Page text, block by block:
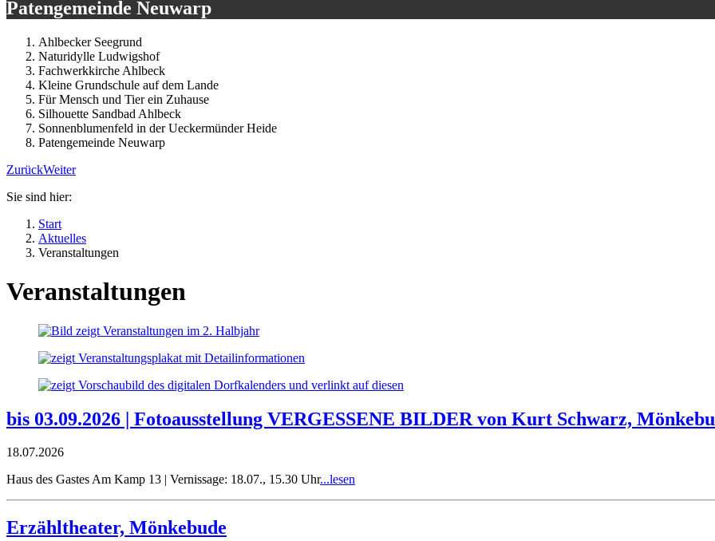
Patengemeinde Neuwarp
Ahlbecker Seegrund
Naturidylle Ludwigshof
Fachwerkkirche Ahlbeck
Kleine Grundschule auf dem Lande
Für Mensch und Tier ein Zuhause
Silhouette Sandbad Ahlbeck
Sonnenblumenfeld in der Ueckermünder Heide
Patengemeinde Neuwarp
ZurückWeiter
Sie sind hier:
Start
Aktuelles
Veranstaltungen
Veranstaltungen
bis 03.09.2026 | Fotoausstellung VERGESSENE BILDER von Kurt Schwarz,
18.07.2026
Haus des Gastes Am Kamp 13 | Vernissage: 18.07., 15.30 Uhr...lesen
Erzähltheater, Mönkebude